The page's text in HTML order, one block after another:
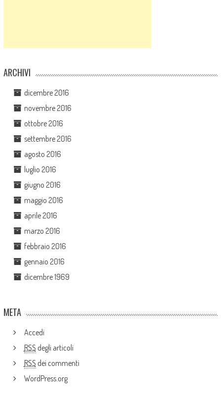
ARCHIVI
dicembre 2016
novembre 2016
ottobre 2016
settembre 2016
agosto 2016
luglio 2016
giugno 2016
maggio 2016
aprile 2016
marzo 2016
febbraio 2016
gennaio 2016
dicembre 1969
META
Accedi
RSS degli articoli
RSS dei commenti
WordPress.org